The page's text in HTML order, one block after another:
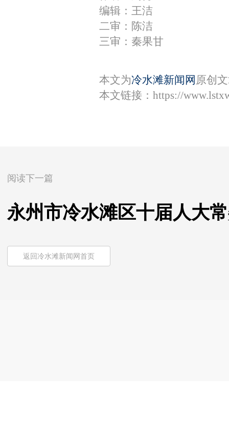
编辑：王洁
二审：陈洁
三审：秦果甘
本文为冷水滩新闻网 原创
本文链接： https://
阅读下一篇
永州市冷水滩区十届人大
返回冷水滩新闻网首页